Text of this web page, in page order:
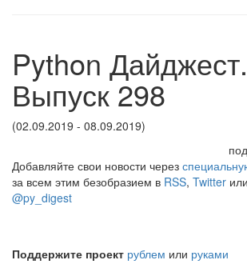
Python Дайджест.
Выпуск 298
(02.09.2019 - 08.09.2019)
Добавляйте свои новости через
за всем этим безобразием в RSS, Twitter или
@py_digest
Поддержите проект рублем или руками